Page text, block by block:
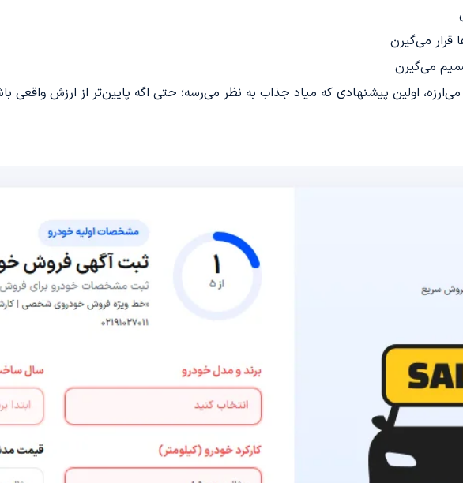
قرار می‌گیرن
می‌گیرن
اولین پیشنهادی که میاد جذاب به نظر می‌رسه؛ حتی اگه پایین‌تر از ارزش